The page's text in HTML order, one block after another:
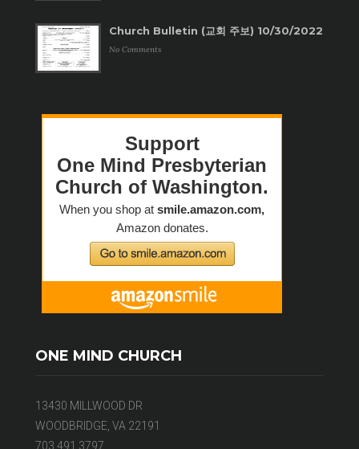
Church Bulletin (교회 주보) 10/30/2022
No Comments
ONE MIND CHURCH
13430 MILLWOOD DR
WOODBRIDGE, VA 22191
703.491.3797